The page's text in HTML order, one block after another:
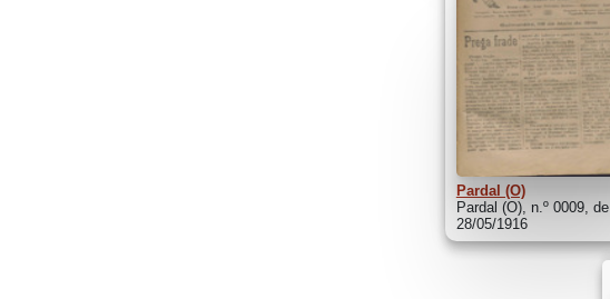
Pardal (O)
Pardal (O), n.º 0009, de
28/05/1916